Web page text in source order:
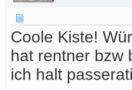
Coole Kiste!
hat rentner bzw
ich halt passerati